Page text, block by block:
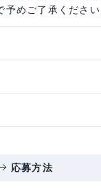
予めご了承ください
応募方法